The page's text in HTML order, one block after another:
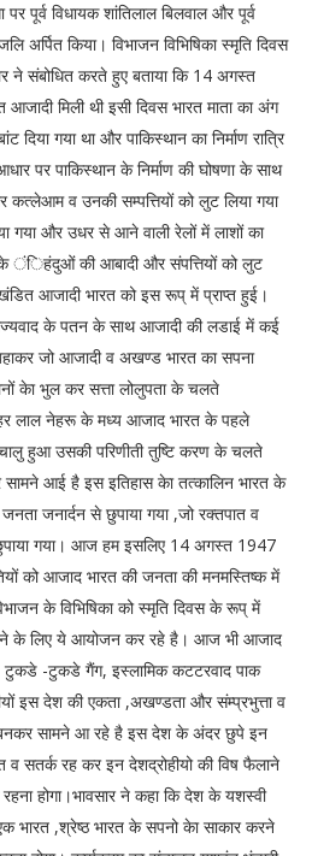
पूर्व विधायक शांतिलाल बिलवाल और पूर्व
अर्पित किया। विभाजन विभिषिका स्मृति दिवस
ने संबोधित करते हुए बताया कि 14 अगस्त
मिली थी इसी दिवस भारत माता का अंग
गया था और पाकिस्थान का निर्माण रात्रि
पर पाकिस्थान के निर्माण की घोषणा के साथ
कत्लेआम व उनकी सम्पत्तियों को लुट लिया गया
गया और उधर से आने वाली रेलों में लाशों का
के ंिहंदुओं की आबादी और संपत्तियों को लुट
आजादी भारत को इस रूप् में प्राप्त हुई।
के पतन के साथ आजादी की लडाई में कई
जो आजादी व अखण्ड भारत का सपना
केा भुल कर सत्ता लोलुपता के चलते
लाल नेहरू के मध्य आजाद भारत के पहले
हुआ उसकी परिणीती तुष्टि करण के चलते
सामने आई है इस इतिहास केा तत्कालिन भारत के
जनार्दन से छुपाया गया ,जो रक्तपात व
गया। आज हम इसलिए 14 अगस्त 1947
को आजाद भारत की जनता की मनमस्तिष्क में
के विभिषिका को स्मृति दिवस के रूप् में
के लिए ये आयोजन कर रहे है। आज भी आजाद
टुकडे -टुकडे गैंग, इस्लामिक कटटरवाद पाक
इस देश की एकता ,अखण्डता और संम्प्रभुत्ता व
बनकर सामने आ रहे है इस देश के अंदर छुपे इन
व सतर्क रह कर इन देशद्रोहीयो की विष फैलाने
होगा।भावसार ने कहा कि देश के यशस्वी
भारत ,श्रेष्ठ भारत के सपनो केा साकार करने